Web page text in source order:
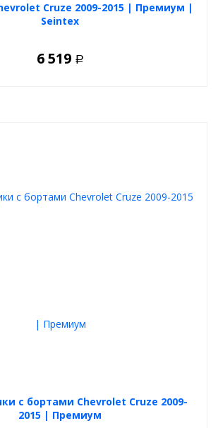
Cruze 2009-2015 | Премиум |
Seintex
6 519 Р
с бортами Chevrolet Cruze 2009-
2015 | Премиум